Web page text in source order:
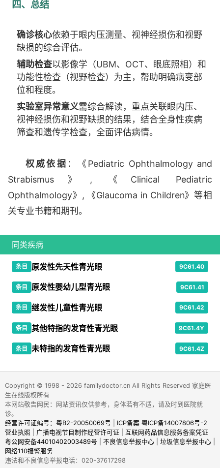
四、总结
确诊核心依赖于眼内压测量、视神经损伤和视野
缺损的综合评估。
辅助检查以影像学（UBM、OCT、眼底照相）和
功能性检查（视野检查）为主，帮助明确病变部
位和程度。
实验室异常意义需综合解读，重点关联眼内压、
视神经损伤和视野缺损的结果，结合全身性疾病
筛查和遗传学检查，全面评估病情。
权威依据 ：《Pediatric Ophthalmology and
Strabismus》, 《Clinical Pediatric
Ophthalmology》, 《Glaucoma in Children》等相
关专业书籍和期刊。
同类疾病
条目 原发性先天性青光眼 9C61.40
条目 原发性婴幼儿型青光眼 9C61.41
条目 继发性儿童性青光眼 9C61.42
条目 其他特指的发育性青光眼 9C61.4Y
条目 未特指的发育性青光眼 9C61.4Z
Copyright © 1998 - 2026 familydoctor.cn All Rights Reserved 家庭医
生在线版权所有
本网站敬告网民：网站资讯仅供参考，身体若有不适，请及时到医院就
诊。
经营许可证编号：粤B2-20050069号
ICP备案 粤ICP备14007806号-2
营业执照
广播电视节目制作经营许可证
互联网药品信息服务备案凭证
粤公网安备44010402003489号
不良信息举报中心| 垃圾信息举报中心|
网络110报警服务
违法和不良信息举报电话：020-37617298